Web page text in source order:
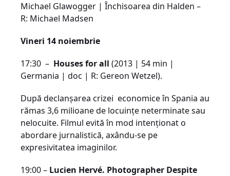
Michael Glawogger | Închisoarea din Halden –
R: Michael Madsen
Vineri 14 noiembrie
17:30 – Houses for all (2013 | 54 min |
Germania | doc | R: Gereon Wetzel).
După declanşarea crizei economice în Spania au
rămas 3,6 milioane de locuinţe neterminate sau
nelocuite. Filmul evită în mod intenționat o
abordare jurnalistică, axându-se pe
expresivitatea imaginilor.
19:00 – Lucien Hervé. Photographer Despite